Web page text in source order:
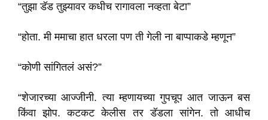
“तुझा डॅड तुझ्यावर कधीच रागावला नव्हता बेटा”
“होता. मी ममाचा हात धरला पण ती गेली ना बाप्पाकडे म्हणून”
“कोणी सांगितलं असं?”
“शेजारच्या आज्जीनी. त्या म्हणायच्या गुपचूप आत जाऊन बस
किंवा झोप. कटकट केलीस तर डॅडला सांगेन. तो आधीच